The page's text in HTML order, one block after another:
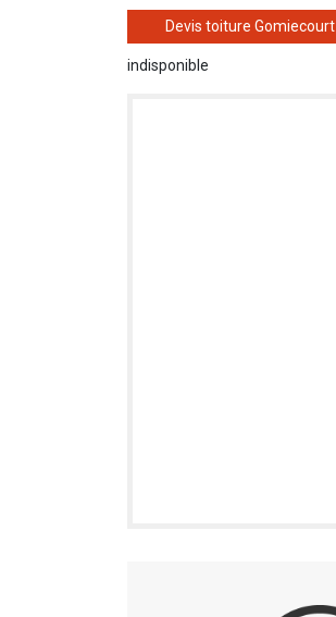
Devis toiture Gomiecourt
indisponible